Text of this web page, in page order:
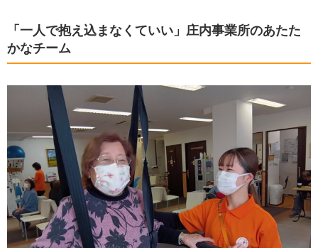
「一人で抱え込まなくていい」庄内事業所のあたた
かなチーム